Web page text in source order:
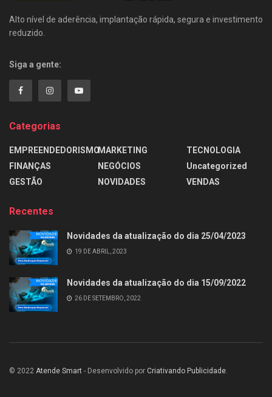
Alto nível de aderência, implantação rápida, segura e investimento
reduzido.
Siga a gente:
Categorias
EMPREENDEDORISMO
FINANÇAS
GESTÃO
MARKETING
NEGÓCIOS
NOVIDADES
TECNOLOGIA
Uncategorized
VENDAS
Recentes
Novidades da atualização do dia 25/04/2023
19 DE ABRIL, 2023
Novidades da atualização do dia 15/09/2022
26 DE SETEMBRO, 2022
© 2022 Atende Smart - Desenvolvido por Criativando Publicidade.